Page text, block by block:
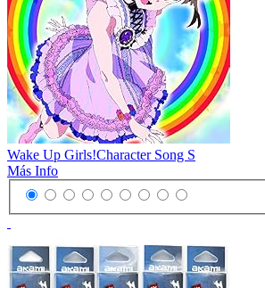
Wake Up Girls!Character Song S
Más Info